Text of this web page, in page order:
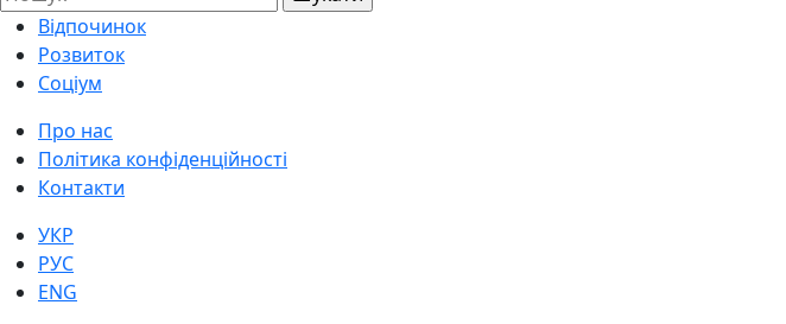
Відпочинок
Розвиток
Соціум
Про нас
Політика конфіденційності
Контакти
УКР
РУС
ENG